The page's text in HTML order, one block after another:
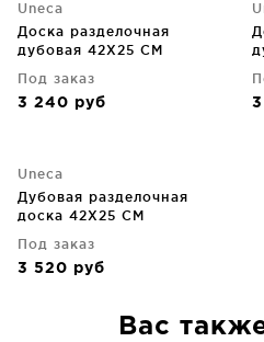
Uneca
Доска разделочная
дубовая 42X25 CM
Под заказ
3 240 руб
Uneca
Дубовая разделочная
доска 42X25 CM
Под заказ
3 520 руб
Вас